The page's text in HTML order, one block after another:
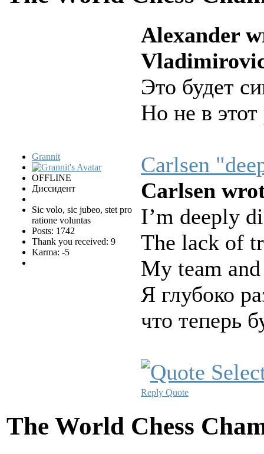
Grannit
OFFLINE
Диссидент
Sic volo, sic jubeo, stet pro
ratione voluntas
Posts: 1742
Thank you received: 9
Karma: -5
Alexander
Это будет
Но не в
Carlsen
Carlsen
I’m deeply
The lack of
My team
Я глубоко
что теперь
Reply Quote
The World Chess